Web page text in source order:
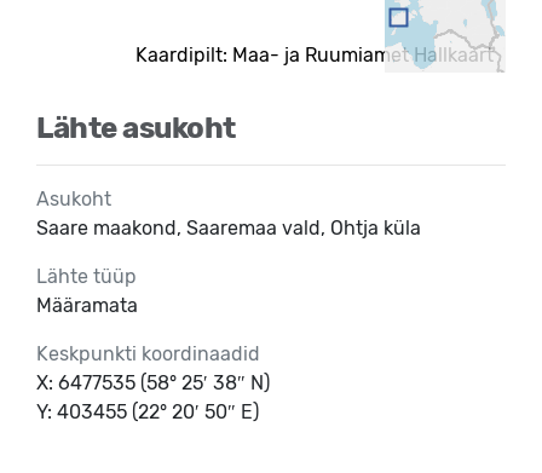
Kaardipilt: Maa- ja Ruumiamet Hallkaart
Lähte asukoht
Asukoht
Saare maakond, Saaremaa vald, Ohtja küla
Lähte tüüp
Määramata
Keskpunkti koordinaadid
X: 6477535 (58° 25′ 38″ N)
Y: 403455 (22° 20′ 50″ E)